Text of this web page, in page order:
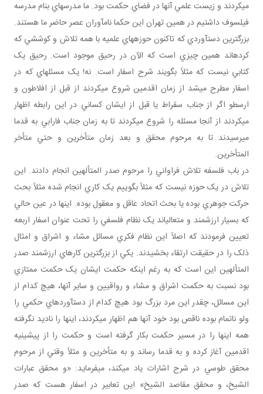
مي‎کردند و زيست علمي آنها در فضاي حکمت بود. ما مدرسه‎اي بنام مدرسه
فيلسوف داشتيم در همين تهران اين حکما نام‎آوران عصر حاضر ما هستند.
بزرگ‎ترين دست‎آوردي که تاکنون حوزه‎هاي علميه با همه تلاش و کوششي که
کرده‎اند همين چيزي است که الآن در رحيق موجود است. رحيق يک
کتابي نيست که مثلاً بگويند شرح اسفار است. نه! يک مسئله‎اي که در
اسفار مطرح مي‎شد از زمان اقدمين شروع مي‎کردند از قبل از افلاطون و
ارسطو اگر از جناب سقراط يا قبل از ايشان کساني در اين رابطه اظهار
مي‎کردند از آنجا مسئله را شروع مي‎کردند تا به زمان جناب فارابي به قدما
مي‎رسيدند تا به مرحوم محقق و بعد زمان متأخرين و حتي متأخر
المتأخرين.
در باب فلسفه تلاش فراواني را مرحوم صدر المتألهين انجام دادند. اين
تلاش در يک حوزه نيست که مثلاً بگوييم يک کاري انجام شده مثلاً بحث
حرکت جوهري بوده يا بحث اتحاد عاقل و معقول بوده. اينها در عين حالي
که بسيار ارزشمند و متعالي‎اند يک نظام فلسفي را تحت عنوان اسفار اربعه
تعيين فرمودند که اصلاً اين نظام فکري مسائل مشاء و اشراق و امثال
ذلک را در حقيقت ارتقاء بخشيدند. يکي از بزرگ‎ترين کارهاي ارزشمند صدر
المتألهين اين است که به رغم اينکه حکمت ايشان يک حکمت ممتازي
بود نسبت به حکمت اشراق و مشاء و رواقيين و ساير آنها، هيچ کدام از
اين مسائل، چقدر اين مرد بزرگ بود هيچ کدام از دست‎آوردهاي حکمي را
ولو ناتمام بوده ناقص بود خود آنها هم اظهار مي‎کردند، اينها را ناديد نگرفته
همه اينها را در مسير حکمت بکار گرفته است و حکمت را از پيشينيه
اقدمين آغاز کرده و به قدما رساند و به متأخرين و مثلاً وقتي از مرحوم
محقق طوسي در شرح اشارات ياد مي‎کند، مي‎فرمايد: «و محقق عبارات
الشيخ، و محقق مقاصد الشيخ» اين تعابير در اسفار هست که صدر